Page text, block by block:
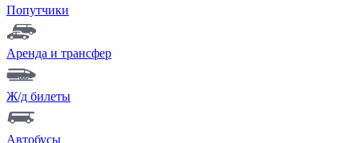
Попутчики
Аренда и трансфер
Ж/д билеты
Автобусы